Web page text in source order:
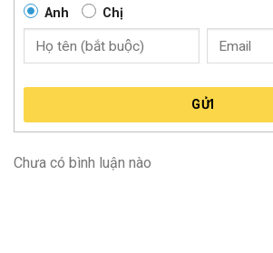
Anh Chị
GỬI
Chưa có bình luận nào